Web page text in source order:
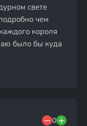
свете
чем
короля
было бы куда
0